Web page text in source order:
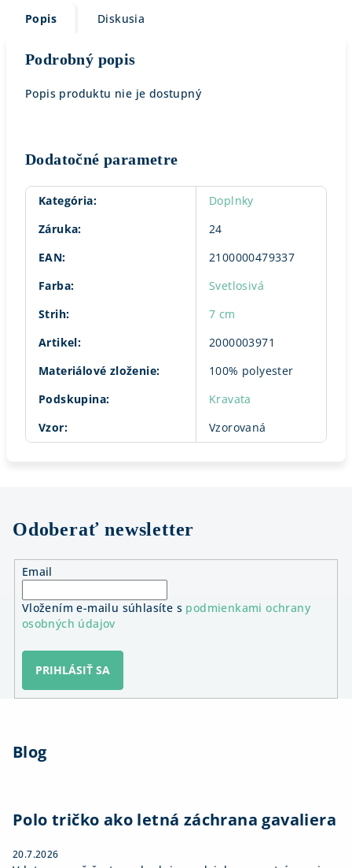
Popis Diskusia
Podrobný popis
Popis produktu nie je dostupný
Dodatočné parametre
Kategória:
Doplnky
Záruka:
24
EAN:
2100000479337
Farba:
Svetlosivá
Strih:
7 cm
Artikel:
2000003971
Materiálové zloženie:
100% polyester
Podskupina:
Kravata
Vzor: Vzorovaná
Odoberať newsletter
Email
Vložením e-mailu súhlasíte s podmienkami ochrany
osobných údajov
PRIHLÁSIŤ SA
Blog
Polo tričko ako letná záchrana gavaliera
20.7.2026